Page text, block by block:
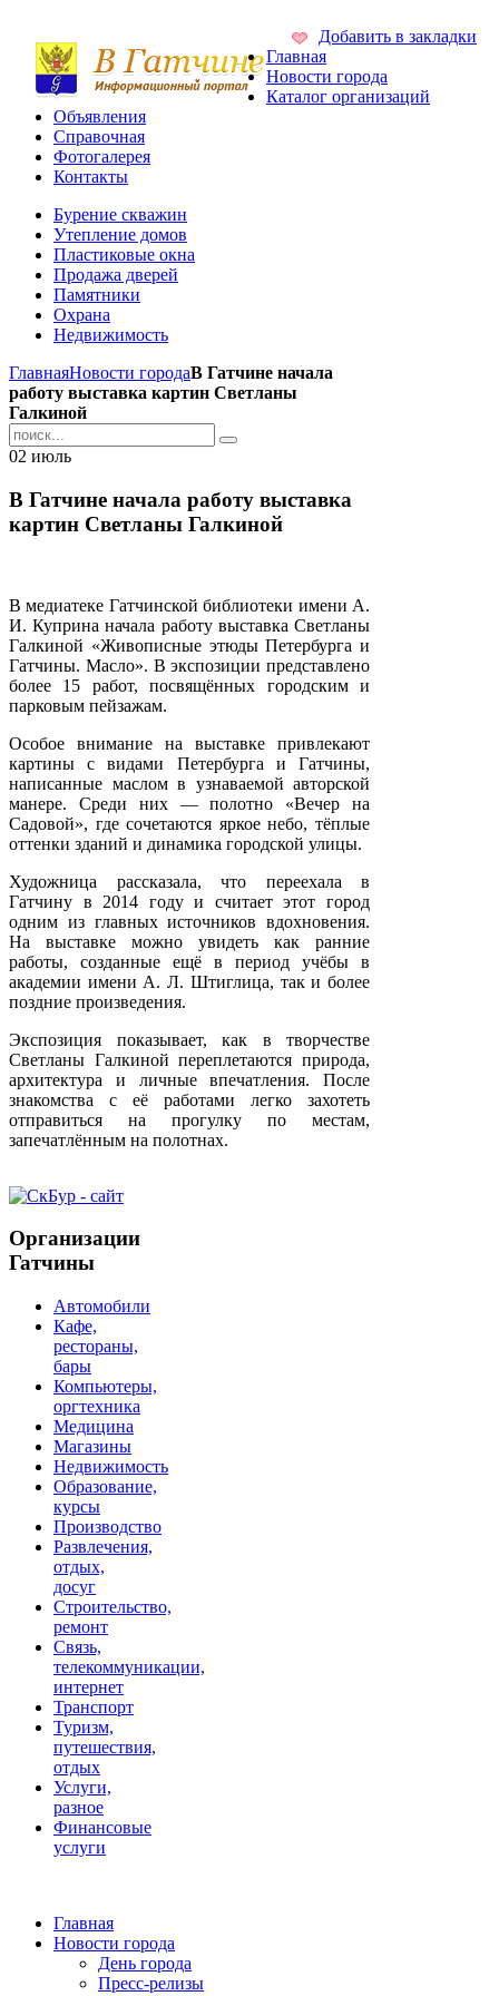
Добавить в закладки
Главная
Новости города
Каталог организаций
Объявления
Справочная
Фотогалерея
Контакты
Бурение скважин
Утепление домов
Пластиковые окна
Продажа дверей
Памятники
Охрана
Недвижимость
ГлавнаяНовости городаВ Гатчине начала
работу выставка картин Светланы
Галкиной
02 июль
В Гатчине начала работу выставка
картин Светланы Галкиной
В медиатеке Гатчинской библиотеки имени А.
И. Куприна начала работу выставка Светланы
Галкиной «Живописные этюды Петербурга и
Гатчины. Масло». В экспозиции представлено
более 15 работ, посвящённых городским и
парковым пейзажам.
Особое внимание на выставке привлекают
картины с видами Петербурга и Гатчины,
написанные маслом в узнаваемой авторской
манере. Среди них — полотно «Вечер на
Садовой», где сочетаются яркое небо, тёплые
оттенки зданий и динамика городской улицы.
Художница рассказала, что переехала в
Гатчину в 2014 году и считает этот город
одним из главных источников вдохновения.
На выставке можно увидеть как ранние
работы, созданные ещё в период учёбы в
академии имени А. Л. Штиглица, так и более
поздние произведения.
Экспозиция показывает, как в творчестве
Светланы Галкиной переплетаются природа,
архитектура и личные впечатления. После
знакомства с её работами легко захотеть
отправиться на прогулку по местам,
запечатлённым на полотнах.
Организации
Гатчины
Автомобили
Кафе,
рестораны,
бары
Компьютеры,
оргтехника
Медицина
Магазины
Недвижимость
Образование,
курсы
Производство
Развлечения,
отдых,
досуг
Строительство,
ремонт
Связь,
телекоммуникации,
интернет
Транспорт
Туризм,
путешествия,
отдых
Услуги,
разное
Финансовые
услуги
Главная
Новости города
День города
Пресс-релизы